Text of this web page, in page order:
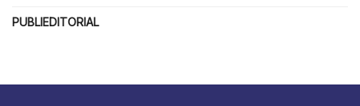
PUBLIEDITORIAL